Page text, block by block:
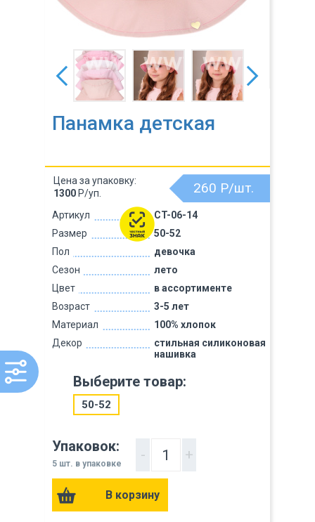
Панамка детская
Артикул
CT-06-14
Размер
50-52
Пол
девочка
Сезон
лето
Цвет
в ассортименте
Возраст
3-5 лет
Материал
100% хлопок
Декор
стильная силиконовая
нашивка
260 Р/шт.
Цена за упаковку:
1300 Р/уп.
Выберите товар:
50-52
Упаковок:
5 шт. в упаковке
- +